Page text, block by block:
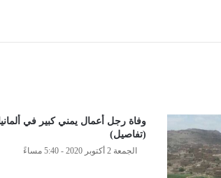
وفاة رجل أعمال يمني كبير في
(تفاصيل)
الجمعة 2 أكتوبر 2020 - 5:40 مساءً